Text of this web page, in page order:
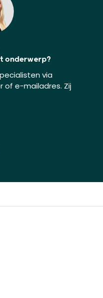
onderwerp?
via
e-mailadres. Zij